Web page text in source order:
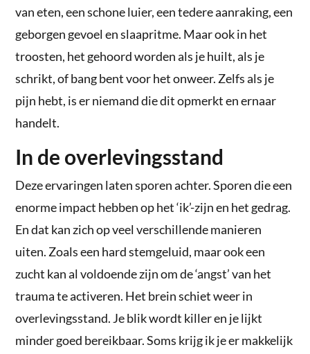
van eten, een schone luier, een tedere aanraking, een
geborgen gevoel en slaapritme. Maar ook in het
troosten, het gehoord worden als je huilt, als je
schrikt, of bang bent voor het onweer. Zelfs als je
pijn hebt, is er niemand die dit opmerkt en ernaar
handelt.
In de overlevingsstand
Deze ervaringen laten sporen achter. Sporen die een
enorme impact hebben op het ‘ik’-zijn en het gedrag.
En dat kan zich op veel verschillende manieren
uiten. Zoals een hard stemgeluid, maar ook een
zucht kan al voldoende zijn om de ‘angst’ van het
trauma te activeren. Het brein schiet weer in
overlevingsstand. Je blik wordt killer en je lijkt
minder goed bereikbaar. Soms krijg ik je er makkelijk